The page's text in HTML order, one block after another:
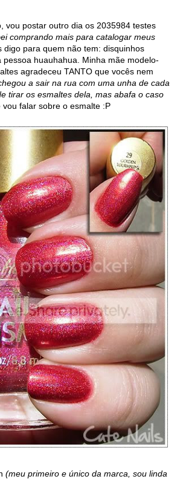
vou postar outro dia os 2035984 testes
comprando mais para catalogar meus
digo para quem não tem: disquinhos
pessoa huauhahua. Minha mãe modelo-
agradeceu TANTO que vocês nem
a sair na rua com uma unha de cada
tirar os esmaltes dela, mas abafa o caso
vou falar sobre o esmalte :P
(meu primeiro e único da marca, sou linda